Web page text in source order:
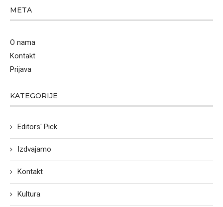
META
O nama
Kontakt
Prijava
KATEGORIJE
Editors' Pick
Izdvajamo
Kontakt
Kultura